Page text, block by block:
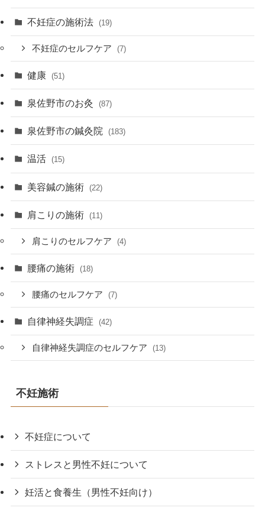
不妊症の施術法 (19)
不妊症のセルフケア (7)
健康 (51)
泉佐野市のお灸 (87)
泉佐野市の鍼灸院 (183)
温活 (15)
美容鍼の施術 (22)
肩こりの施術 (11)
肩こりのセルフケア (4)
腰痛の施術 (18)
腰痛のセルフケア (7)
自律神経失調症 (42)
自律神経失調症のセルフケア (13)
不妊施術
不妊症について
ストレスと男性不妊について
妊活と食養生（男性不妊向け）